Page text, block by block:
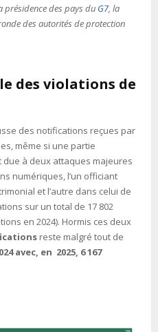
présidence des pays du G7, la
des autorités de protection
des violations de
des notifications reçues par
même si une partie
à deux attaques majeures
numériques, l’un officiant
et l’autre dans celui de
sur un total de 17 802
en 2024). Hormis ces deux
reste malgré tout de
avec, en 2025, 6 167